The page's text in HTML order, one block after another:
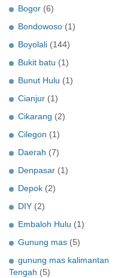
Bogor (6)
Bondowoso (1)
Boyolali (144)
Bukit batu (1)
Bunut Hulu (1)
Cianjur (1)
Cikarang (2)
Cilegon (1)
Daerah (7)
Denpasar (1)
Depok (2)
DIY (2)
Embaloh Hulu (1)
Gunung mas (5)
gunung mas kalimantan
Tengah (5)